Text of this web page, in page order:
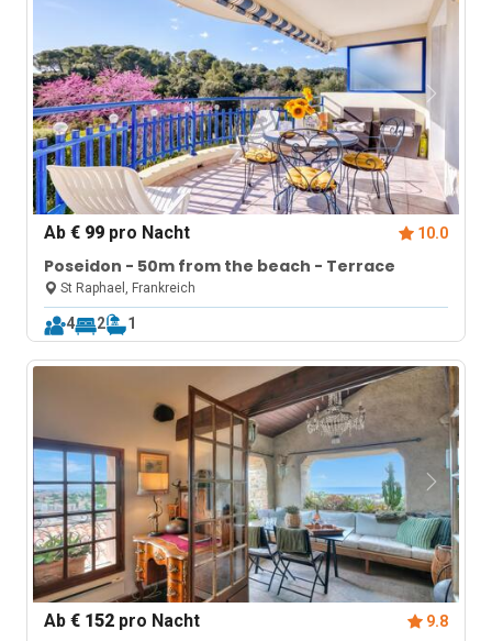
Ab€ 99 pro Nacht 10.0
Poseidon - 50m from the beach - Terrace
St Raphael, Frankreich
4 2 1
Ab€ 152 pro Nacht 9.8